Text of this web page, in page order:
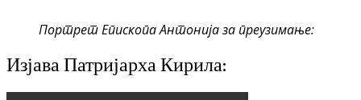
Портрет Епископа Антонија за преузимање:
Изјава Патријарха Кирила: